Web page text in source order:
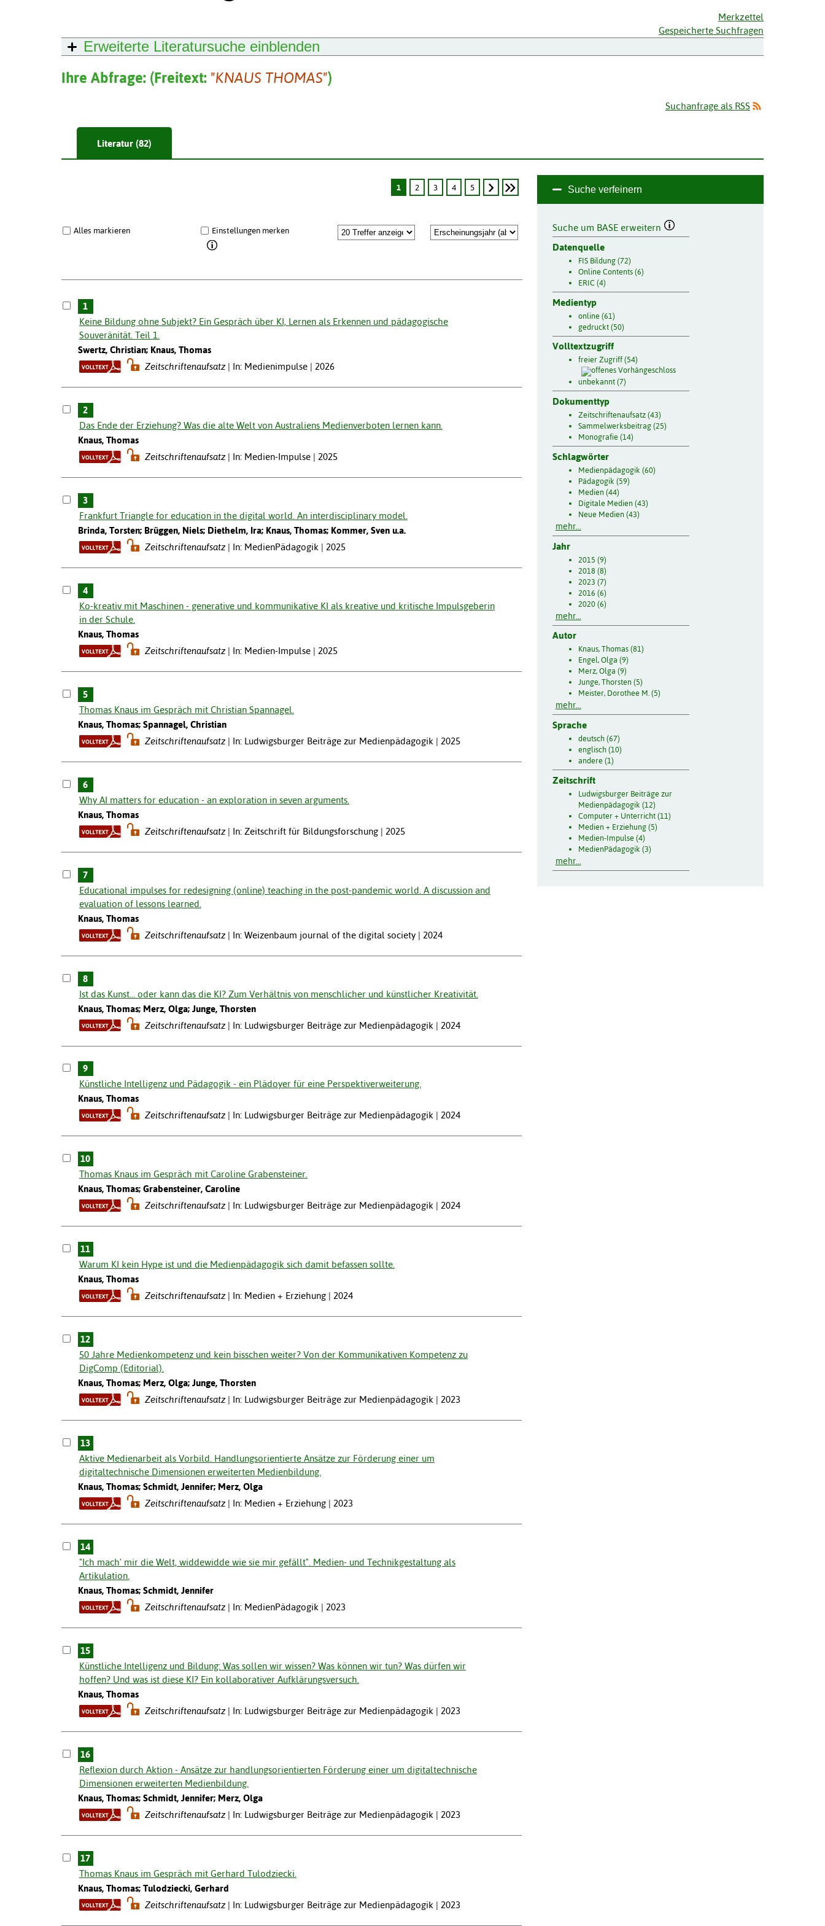
Merkzettel
Gespeicherte Suchfragen
Erweiterte Literatursuche einblenden
Ihre Abfrage: (Freitext: "KNAUS THOMAS")
Suchanfrage als RSS
Literatur (82)
1 2 3 4 5
Alles markieren Einstellungen merken
1
Keine Bildung ohne Subjekt? Ein Gespräch über KI, Lernen als Erkennen und pädagogische
Souveränität. Teil 1.
Swertz, Christian; Knaus, Thomas
Zeitschriftenaufsatz
In: Medienimpulse | 2026
2
Das Ende der Erziehung? Was die alte Welt von Australiens Medienverboten lernen kann.
Knaus, Thomas
Zeitschriftenaufsatz
In: Medien-Impulse | 2025
3
Frankfurt Triangle for education in the digital world. An interdisciplinary model.
Brinda, Torsten; Brüggen, Niels; Diethelm, Ira; Knaus, Thomas; Kommer, Sven u.a.
Zeitschriftenaufsatz
In: MedienPädagogik | 2025
4
Ko-kreativ mit Maschinen - generative und kommunikative KI als kreative und kritische Impulsgeberin
in der Schule.
Knaus, Thomas
Zeitschriftenaufsatz
In: Medien-Impulse | 2025
5
Thomas Knaus im Gespräch mit Christian Spannagel.
Knaus, Thomas; Spannagel, Christian
Zeitschriftenaufsatz
In: Ludwigsburger Beiträge zur Medienpädagogik | 2025
6
Why AI matters for education - an exploration in seven arguments.
Knaus, Thomas
Zeitschriftenaufsatz
In: Zeitschrift für Bildungsforschung | 2025
7
Educational impulses for redesigning (online) teaching in the post-pandemic world. A discussion and
evaluation of lessons learned.
Knaus, Thomas
Zeitschriftenaufsatz
In: Weizenbaum journal of the digital society | 2024
8
Ist das Kunst... oder kann das die KI? Zum Verhältnis von menschlicher und künstlicher Kreativität.
Knaus, Thomas; Merz, Olga; Junge, Thorsten
Zeitschriftenaufsatz
In: Ludwigsburger Beiträge zur Medienpädagogik | 2024
9
Künstliche Intelligenz und Pädagogik - ein Plädoyer für eine Perspektiverweiterung.
Knaus, Thomas
Zeitschriftenaufsatz
In: Ludwigsburger Beiträge zur Medienpädagogik | 2024
10
Thomas Knaus im Gespräch mit Caroline Grabensteiner.
Knaus, Thomas; Grabensteiner, Caroline
Zeitschriftenaufsatz
In: Ludwigsburger Beiträge zur Medienpädagogik | 2024
11
Warum KI kein Hype ist und die Medienpädagogik sich damit befassen sollte.
Knaus, Thomas
Zeitschriftenaufsatz
In: Medien + Erziehung | 2024
12
50 Jahre Medienkompetenz und kein bisschen weiter? Von der Kommunikativen Kompetenz zu
DigComp (Editorial).
Knaus, Thomas; Merz, Olga; Junge, Thorsten
Zeitschriftenaufsatz
In: Ludwigsburger Beiträge zur Medienpädagogik | 2023
13
Aktive Medienarbeit als Vorbild. Handlungsorientierte Ansätze zur Förderung einer um
digitaltechnische Dimensionen erweiterten Medienbildung.
Knaus, Thomas; Schmidt, Jennifer; Merz, Olga
Zeitschriftenaufsatz
In: Medien + Erziehung | 2023
14
"Ich mach' mir die Welt, widdewidde wie sie mir gefällt". Medien- und Technikgestaltung als
Artikulation.
Knaus, Thomas; Schmidt, Jennifer
Zeitschriftenaufsatz
In: MedienPädagogik | 2023
15
Künstliche Intelligenz und Bildung: Was sollen wir wissen? Was können wir tun? Was dürfen wir
hoffen? Und was ist diese KI? Ein kollaborativer Aufklärungsversuch.
Knaus, Thomas
Zeitschriftenaufsatz
In: Ludwigsburger Beiträge zur Medienpädagogik | 2023
16
Reflexion durch Aktion - Ansätze zur handlungsorientierten Förderung einer um digitaltechnische
Dimensionen erweiterten Medienbildung.
Knaus, Thomas; Schmidt, Jennifer; Merz, Olga
Zeitschriftenaufsatz
In: Ludwigsburger Beiträge zur Medienpädagogik | 2023
17
Thomas Knaus im Gespräch mit Gerhard Tulodziecki.
Knaus, Thomas; Tulodziecki, Gerhard
Zeitschriftenaufsatz
In: Ludwigsburger Beiträge zur Medienpädagogik | 2023
Suche verfeinern
Suche um BASE erweitern
Datenquelle
FIS Bildung (72)
Online Contents (6)
ERIC (4)
Medientyp
online (61)
gedruckt (50)
Volltextzugriff
freier Zugriff (54)
unbekannt (7)
Dokumenttyp
Zeitschriftenaufsatz (43)
Sammelwerksbeitrag (25)
Monografie (14)
Schlagwörter
Medienpädagogik (60)
Pädagogik (59)
Medien (44)
Digitale Medien (43)
Neue Medien (43)
mehr...
Jahr
2015 (9)
2018 (8)
2023 (7)
2016 (6)
2020 (6)
mehr...
Autor
Knaus, Thomas (81)
Engel, Olga (9)
Merz, Olga (9)
Junge, Thorsten (5)
Meister, Dorothee M. (5)
mehr...
Sprache
deutsch (67)
englisch (10)
andere (1)
Zeitschrift
Ludwigsburger Beiträge zur
Medienpädagogik (12)
Computer + Unterricht (11)
Medien + Erziehung (5)
Medien-Impulse (4)
MedienPädagogik (3)
mehr...